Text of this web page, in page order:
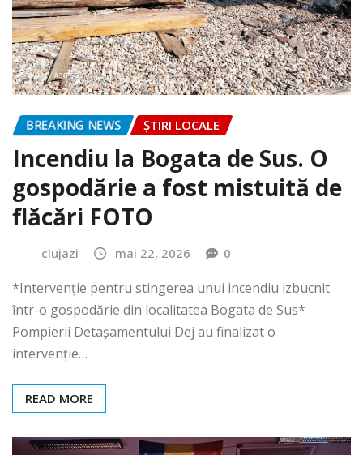
BREAKING NEWS ȘTIRI LOCALE
Incendiu la Bogata de Sus. O
gospodărie a fost mistuită de
flăcări FOTO
clujazi mai 22, 2026 0
*Intervenție pentru stingerea unui incendiu izbucnit
într-o gospodărie din localitatea Bogata de Sus*
Pompierii Detașamentului Dej au finalizat o
intervenție…
READ MORE